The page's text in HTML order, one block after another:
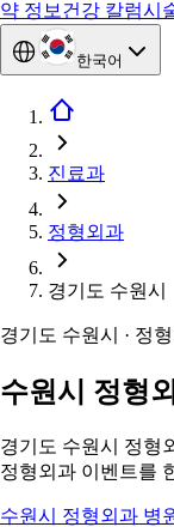
약 정보 건강 칼럼시
한국어
진료과
정형외과
경기도 수원시
경기도 수원시 · 정
수원시 정형
경기도 수원시 정형
정형외과 이벤트를
수원시 정형외과 병